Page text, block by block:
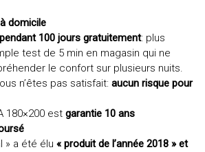
domicile
100 jours gratuitement: plus
test de 5 min en magasin qui ne
le confort sur plusieurs nuits.
n’êtes pas satisfait:aucun risque pour
180×200 estgarantie 10 ans
» a été élu« produit de l’année 2018 » et